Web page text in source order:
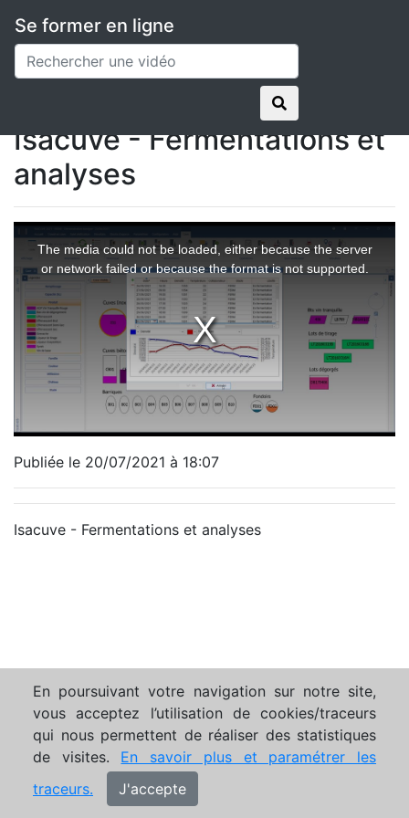
Se former en ligne
Applications
ISACUVE
Isacuve - Fermentations et analyses
Isacuve - Fermentations et
analyses
Publiée le 20/07/2021 à 18:07
Isacuve - Fermentations et analyses
Mentions légales
En poursuivant votre navigation sur notre site,
vous acceptez l’utilisation de cookies/traceurs
qui nous permettent de réaliser des statistiques
de visites. En savoir plus et paramétrer les
traceurs.
J'accepte